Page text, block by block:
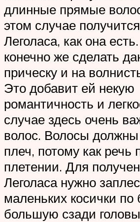
длинные прямые
этом случае
Леголаса, как она
конечно же сделать
прическу и на
Это добавит ей некую
романтичность и
случае здесь очень
волос. Волосы
плеч, потому как речь
плетении. Для
Леголаса нужно
маленьких косички по
большую сзади